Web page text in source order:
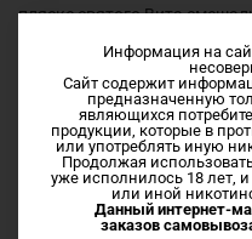
пляске святого Вита
симптомов помешательства.
Vg/Pg 50/50
Nic SALT
По вашему запросу ничего
Информация на
Сайт содержит
предназначенную
являющихся
продукции, которые в
или употреблять иную
Продолжая
уже исполнилось 18 лет,
или иной
Данный интернет-
заказов